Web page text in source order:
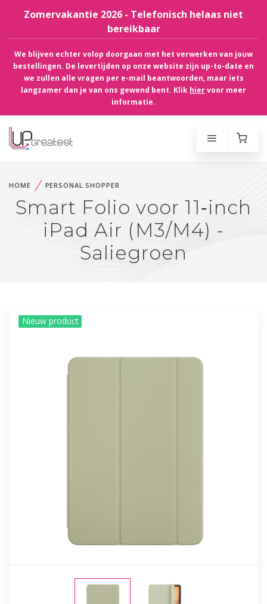
Zomervakantie 2026 - Telefonisch helaas niet
bereikbaar
We blijven echter volop doorgaan met het verwerken van jouw
bestellingen. De levertijden op onze website zijn up-to-date en
we zullen alle vragen per e-mail beantwoorden, maar iets
langzamer dan je van ons gewend bent. Klik hiervoor meer
informatie.
HOME PERSONAL SHOPPER
Smart Folio voor 11‑inch
iPad Air (M3/M4) -
Saliegroen
Nieuw product